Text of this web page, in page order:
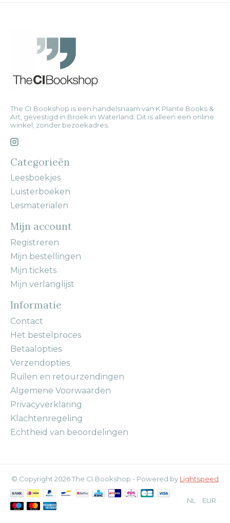
The CI Bookshop is een handelsnaam van K Plante Books &
Art, gevestigd in Broek in Waterland. Dit is alleen een online
winkel, zonder bezoekadres.
Categorieën
Leesboekjes
Luisterboeken
Lesmaterialen
Mijn account
Registreren
Mijn bestellingen
Mijn tickets
Mijn verlanglijst
Informatie
Contact
Het bestelproces
Betaalopties
Verzendopties
Ruilen en retourzendingen
Algemene Voorwaarden
Privacyverklaring
Klachtenregeling
Echtheid van beoordelingen
© Copyright 2026 The CI Bookshop - Powered by Lightspeed
NL EUR